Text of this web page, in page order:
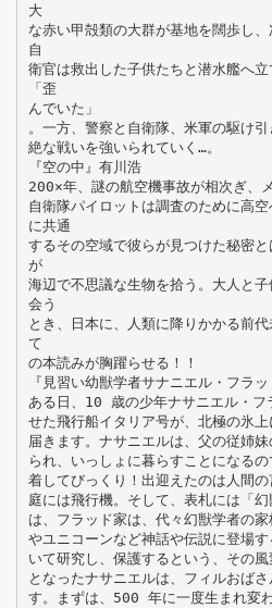
大
な赤い甲殻類の大群が基地を闊歩し
自
衛官は救出した子供たちと潜水艦へ
「歪
んでいた」
。一方、警察と自衛隊、米軍の駆け
絶な戦いを強いられていく…。
『空の中』有川浩
200×年、謎の航空機事故が相次ぎ、
自衛隊パイロットは調査のために高
に共通
するその空域で彼らが見つけた秘密
が
海辺で不思議な生物を拾う。大人と
会う
とき、日本に、人類に降りかかる前
て
の本読みが胸躍らせる！！
『見習い幼獣学者サナニエル・フラッ
ある日、10 歳の少年ナサニエル・フ
せた飛行船イタリア号が、北極の氷
届きます。ナサニエルは、父の従姉
られ、いっしょに暮らすことになる
着してびっくり！出迎えたのは人間
庭には飛行機。そして、表札には「
は、フラッド家は、代々幻獣学者の
やユニコーンなど神話や伝説に登場
いて研究し、保護するという、その風
となったナサニエルは、フィルおば
す。まずは、500 年に一度生まれ変